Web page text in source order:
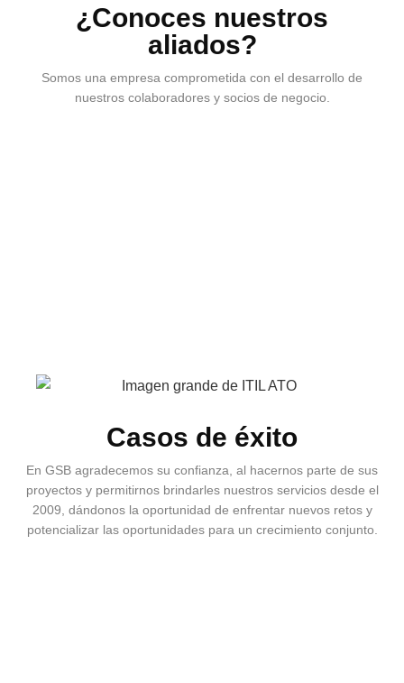
¿Conoces nuestros
aliados?
Somos una empresa comprometida con el desarrollo de
nuestros colaboradores y socios de negocio.
Casos de éxito
En GSB agradecemos su confianza, al hacernos parte de sus
proyectos y permitirnos brindarles nuestros servicios desde el
2009, dándonos la oportunidad de enfrentar nuevos retos y
potencializar las oportunidades para un crecimiento conjunto.​